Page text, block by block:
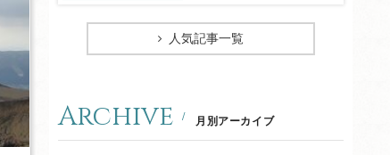
人気記事一覧
Archive 月別アーカイブ